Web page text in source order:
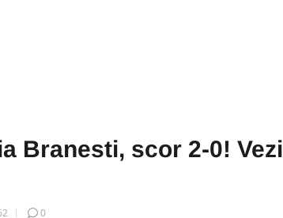
Branesti, scor 2-0! Vezi
0